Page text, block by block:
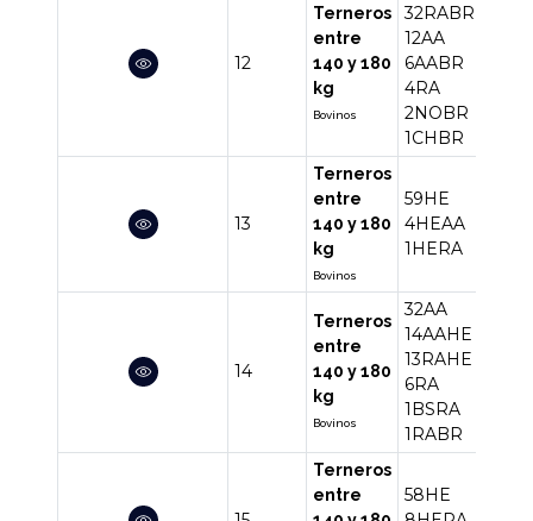
12
Terneros
entre
140 y 180
kg
Bovinos
32RABR
12AA
6AABR
4RA
2NOBR
1CHBR
13
Terneros
entre
140 y 180
kg
Bovinos
59HE
4HEAA
1HERA
14
Terneros
entre
140 y 180
kg
Bovinos
32AA
14AAHE
13RAHE
6RA
1BSRA
1RABR
Terneros
entre
58HE